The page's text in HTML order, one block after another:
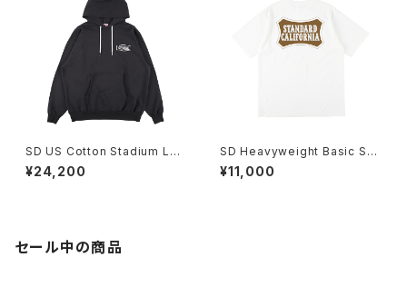
SD US Cotton Stadium Log
o Hood Sweat
¥24,200
SD Heavyweight Basic Shi
eld Logo T
¥11,000
セール中の商品